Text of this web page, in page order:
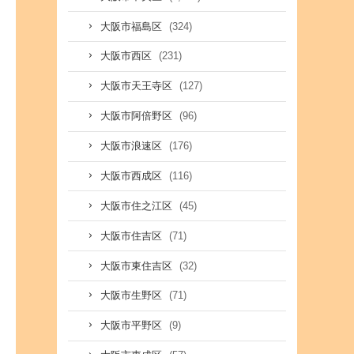
大阪市福島区 (324)
大阪市西区 (231)
大阪市天王寺区 (127)
大阪市阿倍野区 (96)
大阪市浪速区 (176)
大阪市西成区 (116)
大阪市住之江区 (45)
大阪市住吉区 (71)
大阪市東住吉区 (32)
大阪市生野区 (71)
大阪市平野区 (9)